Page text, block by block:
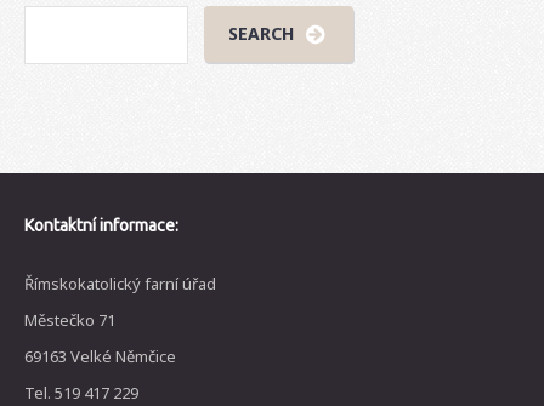
Kontaktní informace:
Římskokatolický farní úřad
Městečko 71
69163 Velké Němčice
Tel. 519 417 229